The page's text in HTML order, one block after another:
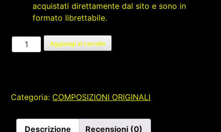
acquistati direttamente dal sito e sono in
formato librettabile.
LA
VIA
Aggiungi al carrello
Categoria: COMPOSIZIONI ORIGINALI
Descrizione Recensioni (0)